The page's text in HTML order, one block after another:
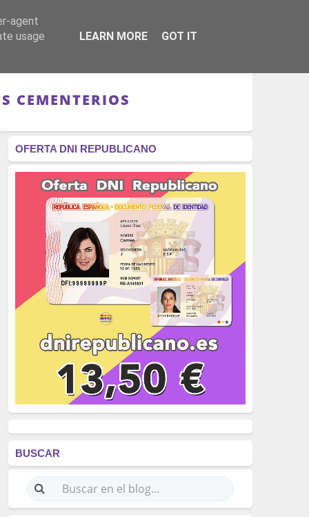
RÉGIMEN - MONARQUÍA
CEMENTERIOS
OFERTA DNI REPUBLICANO
BUSCAR
agent
usage
LEARN MORE GOT IT